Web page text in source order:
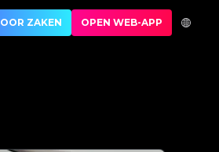
Authentication
ZAKEN OPEN WEB-APP